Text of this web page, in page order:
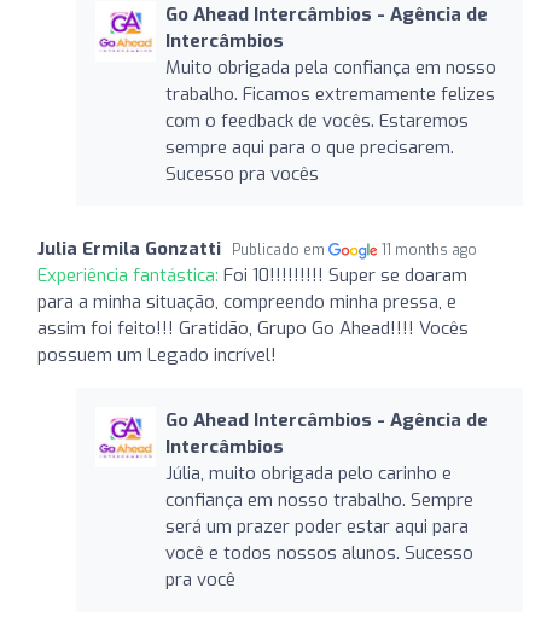
Go Ahead Intercâmbios - Agência de
Intercâmbios
Muito obrigada pela confiança em nosso
trabalho. Ficamos extremamente felizes
com o feedback de vocês. Estaremos
sempre aqui para o que precisarem.
Sucesso pra vocês
Julia Ermila Gonzatti Publicado em 11 months ago
Experiência fantástica: Foi 10!!!!!!!!! Super se doaram
para a minha situação, compreendo minha pressa, e
assim foi feito!!! Gratidão, Grupo Go Ahead!!!! Vocês
possuem um Legado incrível!
Go Ahead Intercâmbios - Agência de
Intercâmbios
Júlia, muito obrigada pelo carinho e
confiança em nosso trabalho. Sempre
será um prazer poder estar aqui para
você e todos nossos alunos. Sucesso
pra você